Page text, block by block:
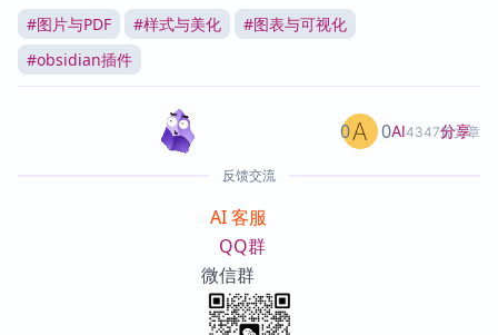
#图片与PDF #样式与美化 #图表与可视化
#obsidian插件
AI4347篇文章
0 0 分享
反馈交流
AI 客服
QQ群
微信群